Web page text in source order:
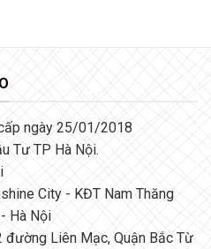
ngày 25/01/2018
Tư TP Hà Nội.
City - KĐT Nam Thăng
Hà Nội
đường Liên Mạc, Quận Bắc Từ